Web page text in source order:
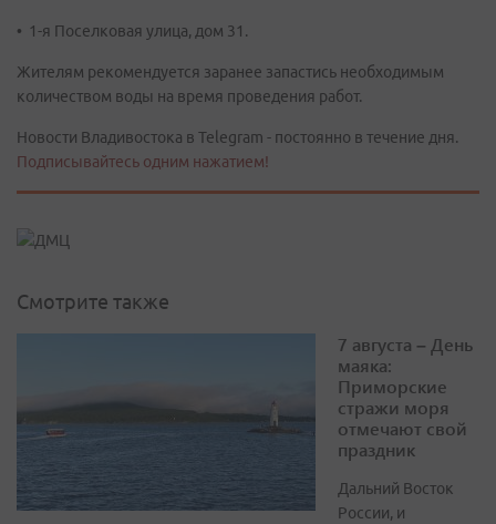
• 1-я Поселковая улица, дом 31.
Жителям рекомендуется заранее запастись необходимым
количеством воды на время проведения работ.
Новости Владивостока в Telegram - постоянно в течение дня.
Подписывайтесь одним нажатием!
Смотрите также
7 августа – День
маяка:
Приморские
стражи моря
отмечают свой
праздник
Дальний Восток
России, и